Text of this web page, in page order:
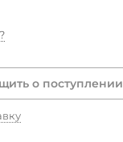
о поступлении